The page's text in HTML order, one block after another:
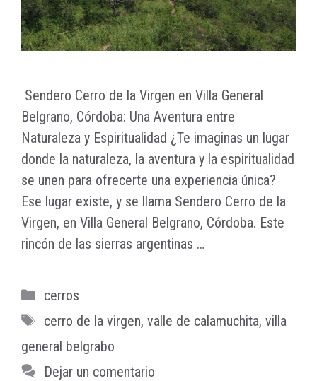
Sendero Cerro de la Virgen en Villa General
Belgrano, Córdoba: Una Aventura entre
Naturaleza y Espiritualidad ¿Te imaginas un lugar
donde la naturaleza, la aventura y la espiritualidad
se unen para ofrecerte una experiencia única?
Ese lugar existe, y se llama Sendero Cerro de la
Virgen, en Villa General Belgrano, Córdoba. Este
rincón de las sierras argentinas …
Categorías
cerros
Etiquetas
cerro de la virgen, valle de calamuchita, villa
general belgrabo
Dejar un comentario